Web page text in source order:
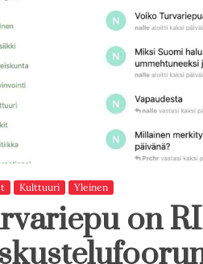
Kulttuuri Yleinen
on